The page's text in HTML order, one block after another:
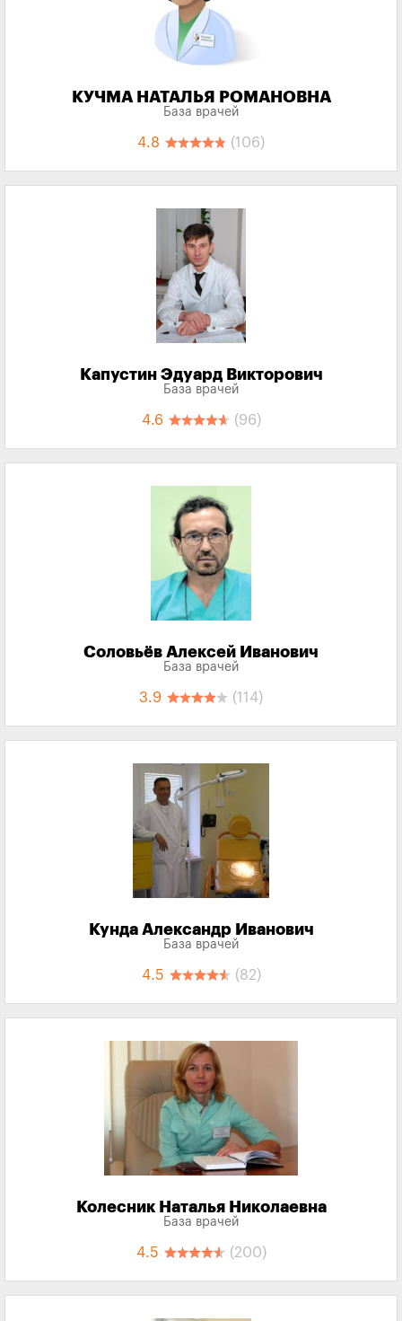
КУЧМА НАТАЛЬЯ РОМАНОВНА
База врачей
4.8 (106)
Капустин Эдуард Викторович
База врачей
4.6 (96)
Соловьёв Алексей Иванович
База врачей
3.9 (114)
Кунда Александр Иванович
База врачей
4.5 (82)
Колесник Наталья Николаевна
База врачей
4.5 (200)